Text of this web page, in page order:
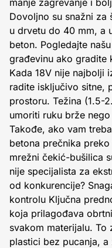
Dovoljno su snažni za
u drvetu do 40 mm, a
beton. Pogledajte
građevinu ako gradite
Kada 18V nije najbolji
radite isključivo sitne,
prostoru. Težina (1.5-
umoriti ruku brže
Takođe, ako vam
betona prečnika
mrežni čekić-bušilica
nije specijalista za
od konkurencije?
kontrolu Ključna
koja prilagođava
svakom materijalu.
plastici bez pucanja,